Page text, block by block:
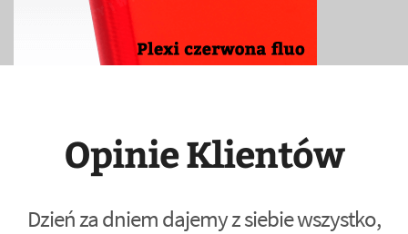
Opinie Klientów
Dzień za dniem dajemy z siebie wszystko,